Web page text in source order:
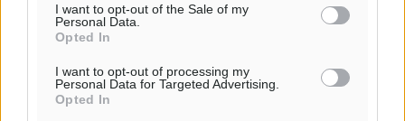
I want to opt-out of the Sale of my
Personal Data.
Opted In
I want to opt-out of processing my
Personal Data for Targeted Advertising.
Opted In
Γιώργος Χατζημάρκος: Στηρίζουμε τις εκδηλώσεις
που γίνονται στα νησιά μας γιατί ο πολιτισμός είναι
Τοπικές Ειδήσεις• πριν 3 ώρες